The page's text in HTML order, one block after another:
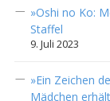
»Oshi no Ko:
Staffel
9. Juli 2023
»Ein Zeichen
Mädchen